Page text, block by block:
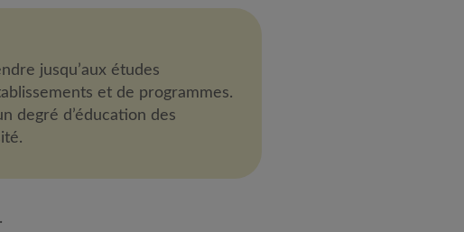
jusqu’aux études
et de programmes.
degré d’éducation des